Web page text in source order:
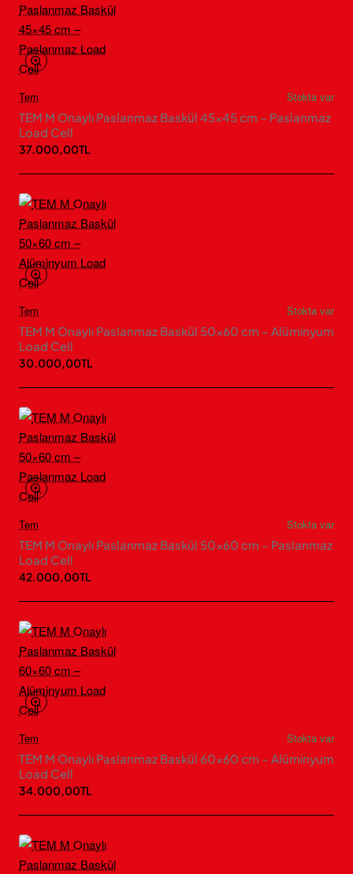
Tem
Stokta var
TEM M Onaylı Paslanmaz Baskül 45×45 cm – Paslanmaz
Load Cell
37.000,00TL
Tem
Stokta var
TEM M Onaylı Paslanmaz Baskül 50×60 cm – Alüminyum
Load Cell
30.000,00TL
Tem
Stokta var
TEM M Onaylı Paslanmaz Baskül 50×60 cm – Paslanmaz
Load Cell
42.000,00TL
Tem
Stokta var
TEM M Onaylı Paslanmaz Baskül 60×60 cm – Alüminyum
Load Cell
34.000,00TL